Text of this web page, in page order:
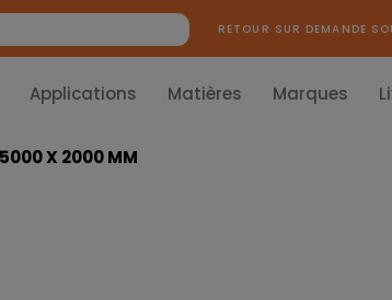
RETOUR SUR DEMANDE
Applications Matières Marques
X 2000 MM